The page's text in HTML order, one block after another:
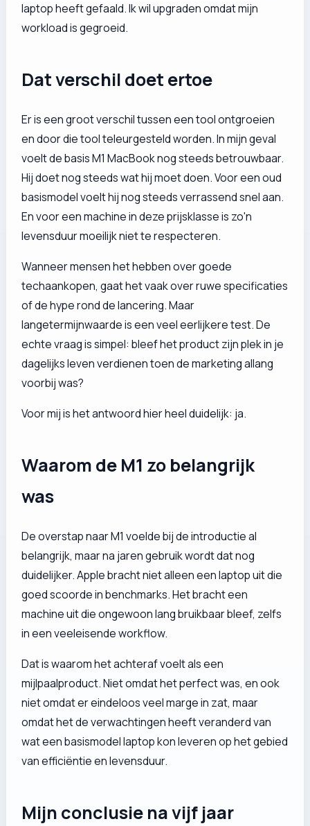
laptop heeft gefaald. Ik wil upgraden omdat mijn
workload is gegroeid.
Dat verschil doet ertoe
Er is een groot verschil tussen een tool ontgroeien
en door die tool teleurgesteld worden. In mijn geval
voelt de basis M1 MacBook nog steeds betrouwbaar.
Hij doet nog steeds wat hij moet doen. Voor een oud
basismodel voelt hij nog steeds verrassend snel aan.
En voor een machine in deze prijsklasse is zo'n
levensduur moeilijk niet te respecteren.
Wanneer mensen het hebben over goede
techaankopen, gaat het vaak over ruwe specificaties
of de hype rond de lancering. Maar
langetermijnwaarde is een veel eerlijkere test. De
echte vraag is simpel: bleef het product zijn plek in je
dagelijks leven verdienen toen de marketing allang
voorbij was?
Voor mij is het antwoord hier heel duidelijk: ja.
Waarom de M1 zo belangrijk
was
De overstap naar M1 voelde bij de introductie al
belangrijk, maar na jaren gebruik wordt dat nog
duidelijker. Apple bracht niet alleen een laptop uit die
goed scoorde in benchmarks. Het bracht een
machine uit die ongewoon lang bruikbaar bleef, zelfs
in een veeleisende workflow.
Dat is waarom het achteraf voelt als een
mijlpaalproduct. Niet omdat het perfect was, en ook
niet omdat er eindeloos veel marge in zat, maar
omdat het de verwachtingen heeft veranderd van
wat een basismodel laptop kon leveren op het gebied
van efficiëntie en levensduur.
Mijn conclusie na vijf jaar